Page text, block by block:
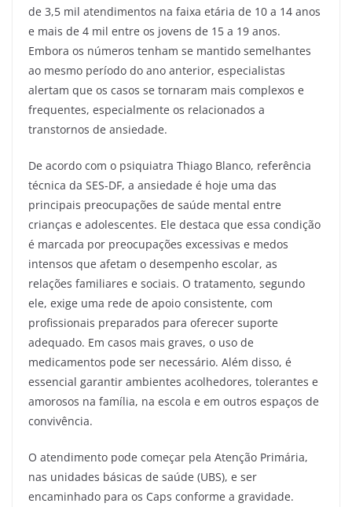
de 3,5 mil atendimentos na faixa etária de 10 a 14 anos
e mais de 4 mil entre os jovens de 15 a 19 anos.
Embora os números tenham se mantido semelhantes
ao mesmo período do ano anterior, especialistas
alertam que os casos se tornaram mais complexos e
frequentes, especialmente os relacionados a
transtornos de ansiedade.
De acordo com o psiquiatra Thiago Blanco, referência
técnica da SES-DF, a ansiedade é hoje uma das
principais preocupações de saúde mental entre
crianças e adolescentes. Ele destaca que essa condição
é marcada por preocupações excessivas e medos
intensos que afetam o desempenho escolar, as
relações familiares e sociais. O tratamento, segundo
ele, exige uma rede de apoio consistente, com
profissionais preparados para oferecer suporte
adequado. Em casos mais graves, o uso de
medicamentos pode ser necessário. Além disso, é
essencial garantir ambientes acolhedores, tolerantes e
amorosos na família, na escola e em outros espaços de
convivência.
O atendimento pode começar pela Atenção Primária,
nas unidades básicas de saúde (UBS), e ser
encaminhado para os Caps conforme a gravidade.